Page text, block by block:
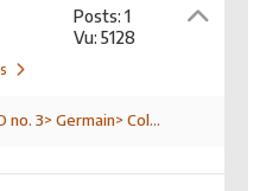
Posts: 1
Vu: 5128
3> Germain> Col...